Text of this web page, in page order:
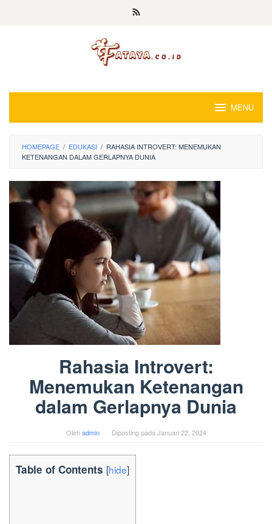
MENU
HOMEPAGE / EDUKASI / RAHASIA INTROVERT: MENEMUKAN
KETENANGAN DALAM GERLAPNYA DUNIA
Rahasia Introvert:
Menemukan Ketenangan
dalam Gerlapnya Dunia
Olehadmin Diposting pada Januari 22, 2024
Table of Contents [hide]